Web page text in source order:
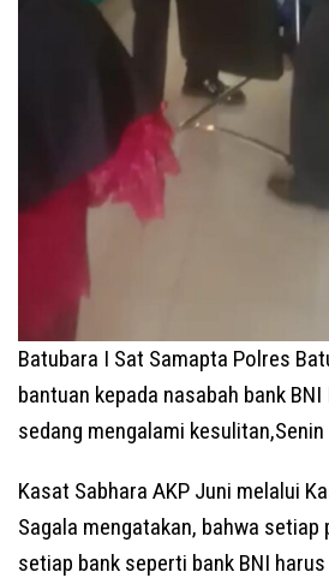
Batubara I Sat Samapta Polres
bantuan kepada nasabah bank
sedang mengalami
Kasat Sabhara AKP Juni melalui
Sagala mengatakan, bahwa
setiap bank seperti bank BNI